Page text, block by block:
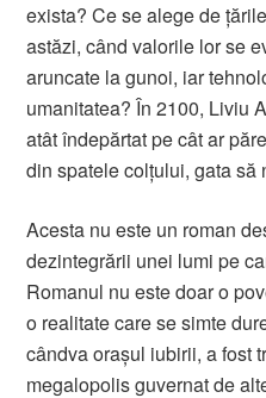
exista? Ce se alege de
astăzi, când valorile lor se
aruncate la gunoi, iar
umanitatea? În 2100, Liviu
atât îndepărtat pe cât ar
din spatele colțului, gata să
Acesta nu este un roman
dezintegrării unei lumi pe
Romanul nu este doar o
o realitate care se simte
cândva orașul iubirii, a fost
megalopolis guvernat de